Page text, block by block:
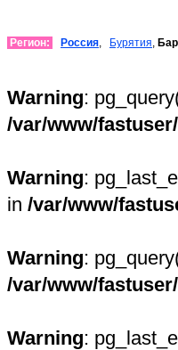
Регион: Россия, Бурятия,
Warning:
/var/www/
Warning:
in /var/www/
Warning:
/var/www/
Warning: